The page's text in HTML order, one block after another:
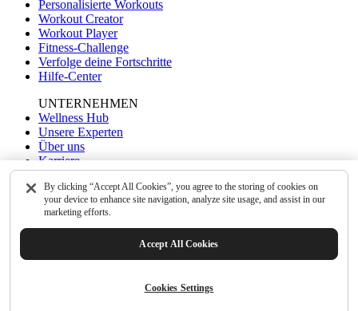
Personalisierte Workouts
Workout Creator
Workout Player
Fitness-Challenge
Verfolge deine Fortschritte
Hilfe-Center
UNTERNEHMEN
Wellness Hub
Unsere Experten
Über uns
Karriere
Kontakt
UNSERE APPS
WalkFit
Yoga-Go
RECHTLICHES
Datenschutzerklärung
By clicking “Accept All Cookies”, you agree to the storing of cookies on
your device to enhance site navigation, analyze site usage, and assist in our
marketing efforts.
Cookies Settings
Accept All Cookies